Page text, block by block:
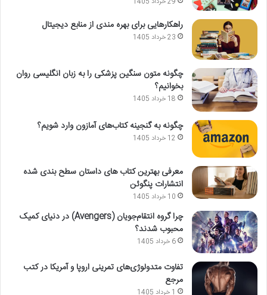
راهکارهایی برای بهره مندی از منابع دیجیتال
23 خرداد 1405
چگونه متون سنگین پزشکی را به زبان انگلیسی روان
بخوانیم؟
18 خرداد 1405
چگونه به گنجینه کتاب‌های آمازون وارد شویم؟
12 خرداد 1405
معرفی بهترین کتاب های داستان سطح بندی شده
انتشارات پنگوئن
10 خرداد 1405
چرا گروه انتقام‌جویان (Avengers) در دنیای کمیک
محبوب شدند؟
6 خرداد 1405
تفاوت متدولوژی‌های تمرینی اروپا و آمریکا در کتب
مرجع
1 خرداد 1405